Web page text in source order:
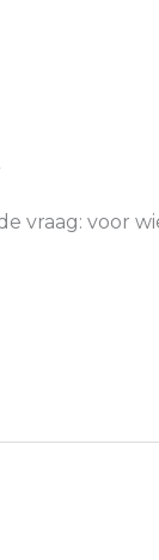
vraag: voor